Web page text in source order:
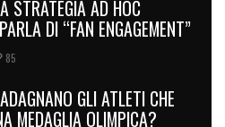
STRATEGIA AD HOC
DI “FAN ENGAGEMENT”
85
GLI ATLETI CHE
MEDAGLIA OLIMPICA?